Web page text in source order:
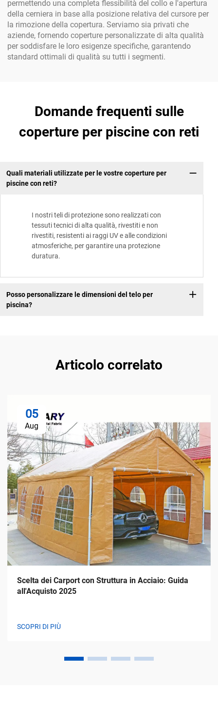
permettendo una completa flessibilità del collo e l'apertura
della cerniera in base alla posizione relativa del cursore per
la rimozione della copertura. Serviamo sia privati che
aziende, fornendo coperture personalizzate di alta qualità
per soddisfare le loro esigenze specifiche, garantendo
standard ottimali di qualità su tutti i segmenti.
Domande frequenti sulle
coperture per piscine con reti
Quali materiali utilizzate per le vostre coperture per
piscine con reti?
I nostri teli di protezione sono realizzati con
tessuti tecnici di alta qualità, rivestiti e non
rivestiti, resistenti ai raggi UV e alle condizioni
atmosferiche, per garantire una protezione
duratura.
Posso personalizzare le dimensioni del telo per
piscina?
Articolo correlato
05
Aug
Scelta dei Carport con Struttura in Acciaio: Guida
all'Acquisto 2025
SCOPRI DI PIÙ